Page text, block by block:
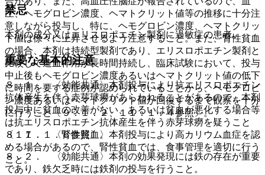
圧、ヘモグロビン濃度、ヘマトクリット値等の推移に十分注
意しながら投与し、特に、ヘモグロビン濃度、ヘマトクリッ
ト値は徐々に上昇させるよう注意すること。また、腎性貧血
の場合、本剤は持続型製剤であり、エリスロポエチン製剤と
比較して造血作用が長時間持続し、臨床試験において、投与
中止後もヘモグロビン濃度あるいはヘマトクリット値の低下
に時間を要する症例が認められていることから、ヘモグロビ
ン濃度あるいはヘマトクリット値が回復するまで観察を十分
に行うこと〔９．１．２、１１．１．４参照〕。
８．７． 〈腎性貧血〉本剤投与により高カリウム血症を認
める場合があるので、腎性貧血では、食事管理を適切に行う
こと。
禁忌
本剤の成分又はエリスロポエチン製剤に過敏症の患者。
重要な基本的注意
８．１． 〈効能共通〉本剤投与により抗エリスロポエチン
抗体産生を伴う赤芽球癆があらわれることがあるので、本剤
投与中に貧血の改善がない、あるいは貧血が悪化する場合等
は抗エリスロポエチン抗体産生を伴う赤芽球癆を疑うこと
〔１１．１．６参照〕。
８．２． 〈効能共通〉本剤の効果発現には鉄の存在が重要
であり、鉄欠乏時には鉄剤の投与を行うこと。